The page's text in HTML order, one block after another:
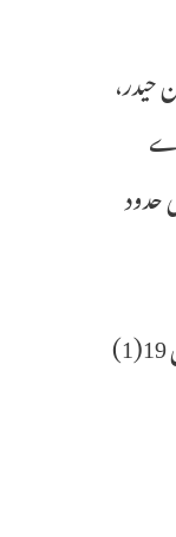
حیدر،
حدود
جسٹس چاولہ کی بنچ کے حکم میں کہا گیا تھا کہ پرامن احتجاج میں حصہ لینے اور عوامی جلسوں میں تقریر کرنے کا حق آرٹیکل 19(1)